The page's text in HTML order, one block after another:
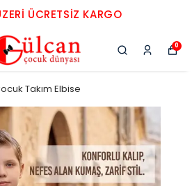
ÜCRETSIZ KARGO
0
Takım Elbise